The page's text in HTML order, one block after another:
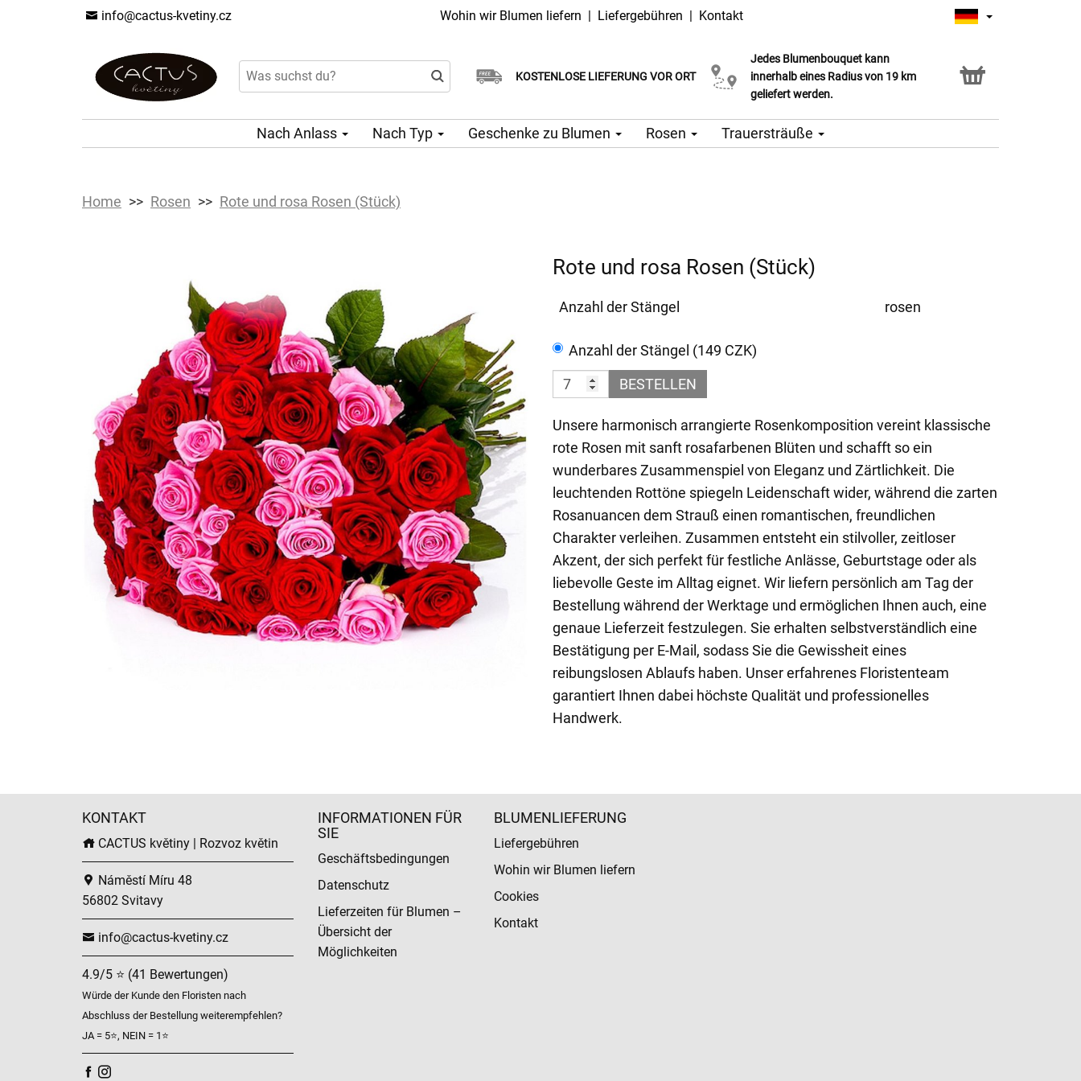
info@cactus-kvetiny.cz Wohin wir Blumen liefern | Liefergebühren | Kontakt
KOSTENLOSE LIEFERUNG VOR ORT
Lieferung am selben Tag möglich
Wählen Sie Ihr Lieferdatum
Jedes Blumenbouquet kann
innerhalb eines Radius von 19 km
geliefert werden.
Click & Collect Service
Nach Anlass Nach Typ Geschenke zu Blumen Rosen Trauersträuße
Home Rosen Rote und rosa Rosen (Stück)
Rote und rosa Rosen (Stück)
Anzahl der Stängel rosen
Anzahl der Stängel (149 CZK)
BESTELLEN
Unsere harmonisch arrangierte Rosenkomposition vereint klassische
rote Rosen mit sanft rosafarbenen Blüten und schafft so ein
wunderbares Zusammenspiel von Eleganz und Zärtlichkeit. Die
leuchtenden Rottöne spiegeln Leidenschaft wider, während die zarten
Rosanuancen dem Strauß einen romantischen, freundlichen
Charakter verleihen. Zusammen entsteht ein stilvoller, zeitloser
Akzent, der sich perfekt für festliche Anlässe, Geburtstage oder als
liebevolle Geste im Alltag eignet. Wir liefern persönlich am Tag der
Bestellung während der Werktage und ermöglichen Ihnen auch, eine
genaue Lieferzeit festzulegen. Sie erhalten selbstverständlich eine
Bestätigung per E-Mail, sodass Sie die Gewissheit eines
reibungslosen Ablaufs haben. Unser erfahrenes Floristenteam
garantiert Ihnen dabei höchste Qualität und professionelles
Handwerk.
KONTAKT
CACTUS květiny | Rozvoz květin
Náměstí Míru 48
56802 Svitavy
info@cactus-kvetiny.cz
4.9/5 ⭐ (41 Bewertungen)
Würde der Kunde den Floristen nach
Abschluss der Bestellung weiterempfehlen?
JA = 5⭐, NEIN = 1⭐
INFORMATIONEN FÜR
SIE
Geschäftsbedingungen
Datenschutz
Lieferzeiten für Blumen –
Übersicht der
Möglichkeiten
BLUMENLIEFERUNG
Liefergebühren
Wohin wir Blumen liefern
Cookies
Kontakt